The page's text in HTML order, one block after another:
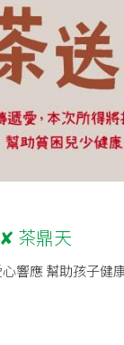
茶鼎天
響應 幫助孩子健